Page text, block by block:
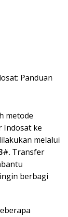
metode
Indosat ke
melalui
#. Transfer
berbagi